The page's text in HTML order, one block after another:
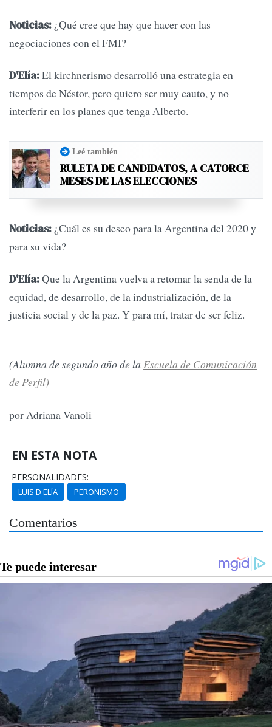
Noticias: ¿Qué cree que hay que hacer con las
negociaciones con el FMI?
D'Elía:El kirchnerismo desarrolló una estrategia en
tiempos de Néstor, pero quiero ser muy cauto, y no
interferir en los planes que tenga Alberto.
Leé también
RULETA DE CANDIDATOS, A CATORCE
MESES DE LAS ELECCIONES
Noticias: ¿Cuál es su deseo para la Argentina del 2020 y
para su vida?
D'Elía:Que la Argentina vuelva a retomar la senda de la
equidad, de desarrollo, de la industrialización, de la
justicia social y de la paz. Y para mí, tratar de ser feliz.
(Alumna de segundo año de la Escuela de Comunicación
de Perfil)
por Adriana Vanoli
EN ESTA NOTA
PERSONALIDADES:
LUIS D'ELÍA PERONISMO
Comentarios